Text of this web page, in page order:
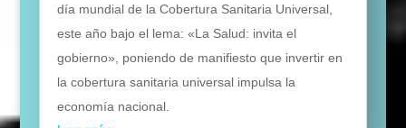
día mundial de la Cobertura Sanitaria Universal,
este año bajo el lema: «La Salud: invita el
gobierno», poniendo de manifiesto que invertir en
la cobertura sanitaria universal impulsa la
economía nacional.